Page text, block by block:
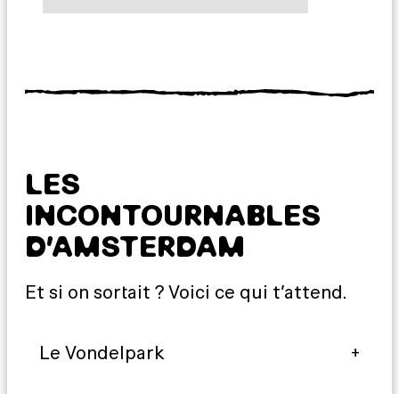
LES
INCONTOURNABLES
D’AMSTERDAM
Et si on sortait ? Voici ce qui t’attend.
Le Vondelpark